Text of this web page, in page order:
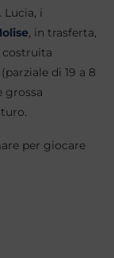
i
, in trasferta,
costruita
di 19 a 8
grossa
per giocare